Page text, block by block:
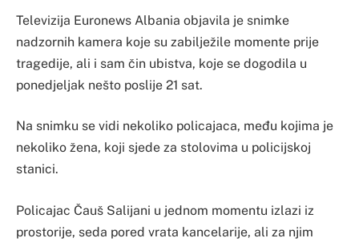
Televizija Euronews Albania objavila je snimke
nadzornih kamera koje su zabilježile momente prije
tragedije, ali i sam čin ubistva, koje se dogodila u
ponedjeljak nešto poslije 21 sat.
Na snimku se vidi nekoliko policajaca, među kojima je
nekoliko žena, koji sjede za stolovima u policijskoj
stanici.
Policajac Čauš Salijani u jednom momentu izlazi iz
prostorije, seda pored vrata kancelarije, ali za njim